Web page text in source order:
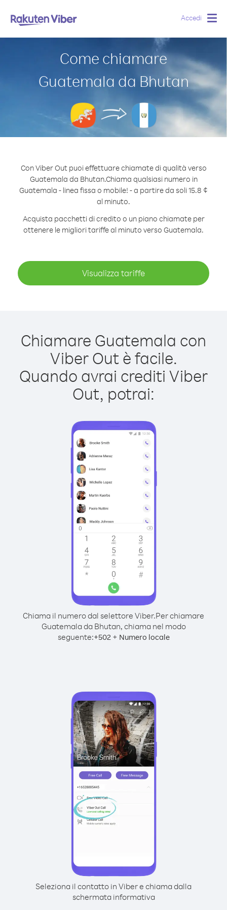
Accedi
Come chiamare
Guatemala da Bhutan
Con Viber Out puoi effettuare chiamate di qualità verso
Guatemala da Bhutan.Chiama qualsiasi numero in
Guatemala - linea fissa o mobile! - a partire da soli 15.8 ¢
al minuto.
Acquista pacchetti di credito o un piano chiamate per
ottenere le migliori tariffe al minuto verso Guatemala.
Visualizza tariffe
Chiamare Guatemala con
Viber Out è facile.
Quando avrai crediti Viber
Out, potrai:
Chiama il numero dal selettore Viber.Per chiamare
Guatemala da Bhutan, chiama nel modo
seguente:+502+ Numero locale
Seleziona il contatto in Viber e chiama dalla
schermata informativa